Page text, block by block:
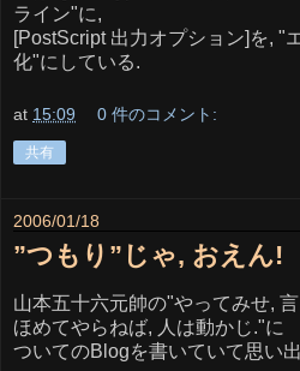
ライン"に,
[PostScript 出力オプション]を, "
化"にしている.
at 15:09 0 件のコメント:
共有
2006/01/18
”つもり”じゃ, おえん!
山本五十六元帥の"やってみせ,
ほめてやらねば, 人は動かじ."に
ついてのBlogを書いていて思い